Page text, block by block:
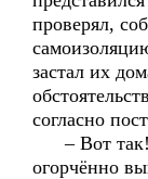
проверял,
застал их
согласно
– Вот так!
огорчённо